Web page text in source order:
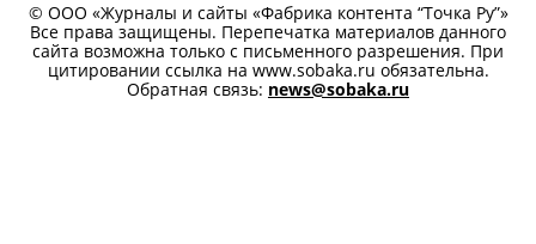
© ООО «Журналы и сайты «Фабрика контента “Точка Ру”»
Все права защищены. Перепечатка материалов данного
сайта возможна только с письменного разрешения. При
цитировании ссылка на www.sobaka.ru обязательна.
Обратная связь: news@sobaka.ru